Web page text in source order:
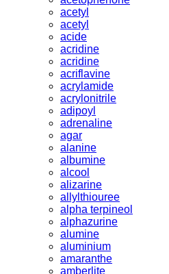
acetyl
acetyl
acide
acridine
acridine
acriflavine
acrylamide
acrylonitrile
adipoyl
adrenaline
agar
alanine
albumine
alcool
alizarine
allylthiouree
alpha terpineol
alphazurine
alumine
aluminium
amaranthe
amberlite